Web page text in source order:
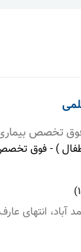
تخصص
) - فوق تخصص